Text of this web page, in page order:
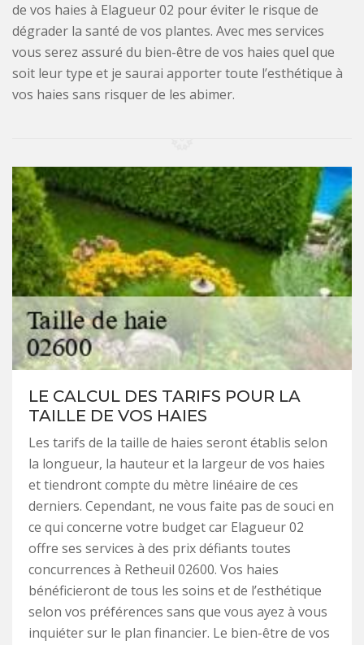
de vos haies à Elagueur 02 pour éviter le risque de
dégrader la santé de vos plantes. Avec mes services
vous serez assuré du bien-être de vos haies quel que
soit leur type et je saurai apporter toute l’esthétique à
vos haies sans risquer de les abimer.
LE CALCUL DES TARIFS POUR LA
TAILLE DE VOS HAIES
Les tarifs de la taille de haies seront établis selon
la longueur, la hauteur et la largeur de vos haies
et tiendront compte du mètre linéaire de ces
derniers. Cependant, ne vous faite pas de souci en
ce qui concerne votre budget car Elagueur 02
offre ses services à des prix défiants toutes
concurrences à Retheuil 02600. Vos haies
bénéficieront de tous les soins et de l’esthétique
selon vos préférences sans que vous ayez à vous
inquiéter sur le plan financier. Le bien-être de vos